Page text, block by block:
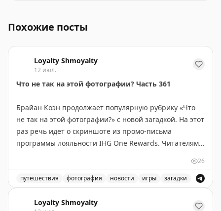
Похожие посты
Loyalty Shmoyalty
12 июл.
Что не так на этой фотографии? Часть 361
Брайан Коэн продолжает популярную рубрику «Что
не так на этой фотографии?» с новой загадкой. На этот
раз речь идет о скриншоте из промо-письма
программы лояльности IHG One Rewards. Читателям
приведен ответ на предыдущую загадку (часть 360) —
фото дорожных знаков в Вайоминге с почти
нечитаемыми номерами трасс из-за эрозии
26
путешествия фотография новости игры загадки
Loyalty Shmoyalty